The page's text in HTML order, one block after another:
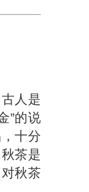
人是
”的说
十分
茶是
秋茶